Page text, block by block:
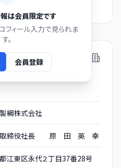
は会員限定です
フィール入力で見られま
す。
会員登録
告書および gBizINFO よ
綱株式会社
取締役社長 原 田 英 幸
江東区永代２丁目37番28号